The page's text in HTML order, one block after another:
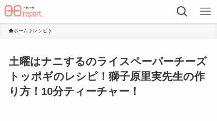
ホーム レシピ
土曜はナニするのライスペーパーチーズ
トッポギのレシピ！獅子原里実先生の作
り方！10分ティーチャー！